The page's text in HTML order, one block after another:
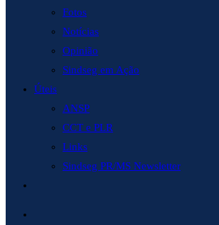
Fotos
Notícias
Opinião
Sindseg em Ação
Úteis
ANSP
CCT e PLR
Links
Sindseg PR/MS Newsletter